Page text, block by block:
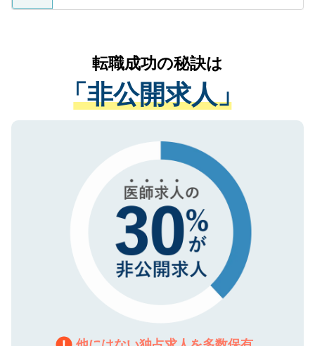
ているすべての個人データはご本人の許可
は、個人情報の取り扱いについての厳密な
管理基準を満たした事業者のみに付与され
る、プライバシーマークを取得済みです。
で、機密保持に関してもご安心ください。
かがいして、現在の医療機関の状況や紹介
経験をまじえながら、適切なアドバイスを
させていただきます。すぐにご転職をされ
ない方には、長期的なサポートが可能です
ので、まずはご登録ください。
転職成功の秘訣は
「非公開求人」